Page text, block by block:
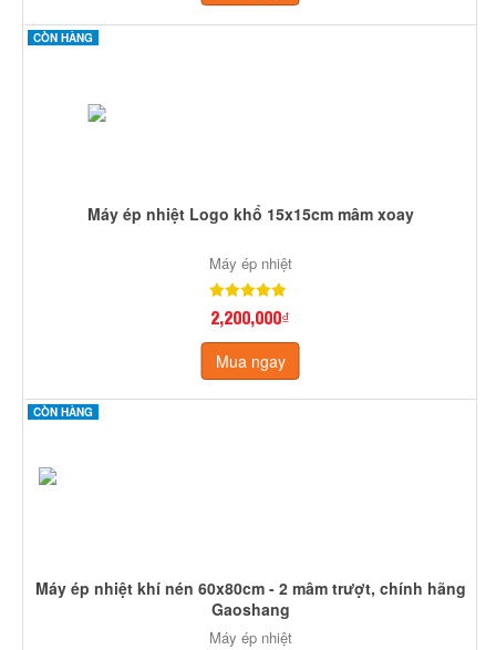
CÒN HÀNG
Máy ép nhiệt Logo khổ 15x15cm mâm xoay
Máy ép nhiệt
2,200,000₫
Mua ngay
CÒN HÀNG
Máy ép nhiệt khí nén 60x80cm - 2 mâm trượt, chính hãng
Gaoshang
Máy ép nhiệt